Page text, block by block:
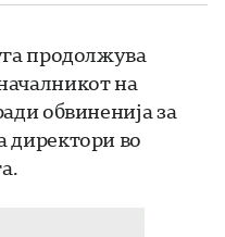
продолжува
на
обвиненија за
директори во